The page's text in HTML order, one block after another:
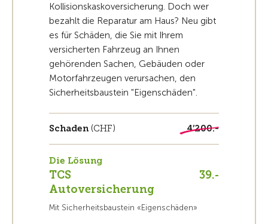
Kollisionskaskoversicherung. Doch wer
bezahlt die Reparatur am Haus? Neu gibt
es für Schäden, die Sie mit Ihrem
versicherten Fahrzeug an Ihnen
gehörenden Sachen, Gebäuden oder
Motorfahrzeugen verursachen, den
Sicherheitsbaustein "Eigenschäden".
Schaden(CHF) 4’200.-
Die Lösung
TCS
Autoversicherung
39.-
Mit Sicherheitsbaustein «Eigenschäden»